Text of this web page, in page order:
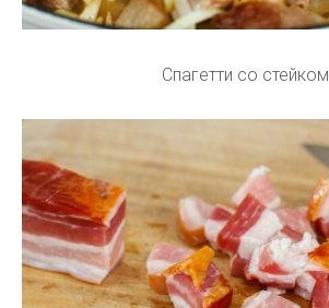
Спагетти со стейком